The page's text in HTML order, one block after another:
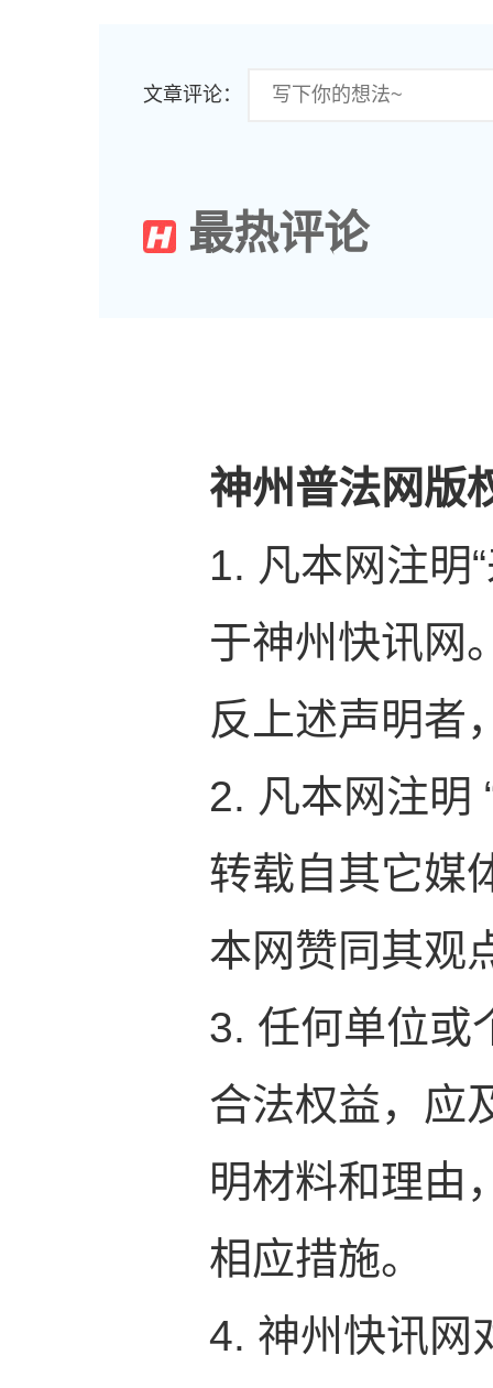
文章评论：
最热评论
神州普法网版
1. 凡本网注明
于神州快讯网
反上述声明者
2. 凡本网注明
转载自其它媒
本网赞同其观
3. 任何单位或
合法权益，应
明材料和理由
相应措施。
4. 神州快讯网